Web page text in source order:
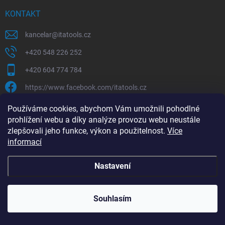
Používáme cookies, abychom Vám umožnili pohodlné
prohlížení webu a díky analýze provozu webu neustále
zlepšovali jeho funkce, výkon a použitelnost. Více
informací
Nastavení
Souhlasím
KONTAKT
kancelar@itatools.cz
+420 548 226 252
+420 604 774 784
https://www.facebook.com/itatools.cz
itatools.cz
ODEBÍRAT NEWSLETTER
produktech na našem e-shopu.